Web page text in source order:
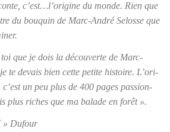
c’est…l’origine du monde. Rien que
du bou­quin de Marc-André Selosse que
toi que je dois la décou­verte de Marc-
te devais bien cette petite his­toire. L’o­ri­
, c’est un peu plus de 400 pages pas­sion­
plus riches que ma balade en forêt ».
» Dufour